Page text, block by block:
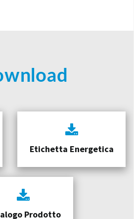
Etichetta Energetica
Prodotto